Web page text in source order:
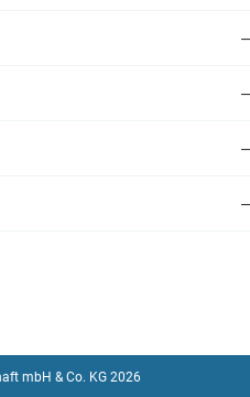
mbH & Co. KG 2026